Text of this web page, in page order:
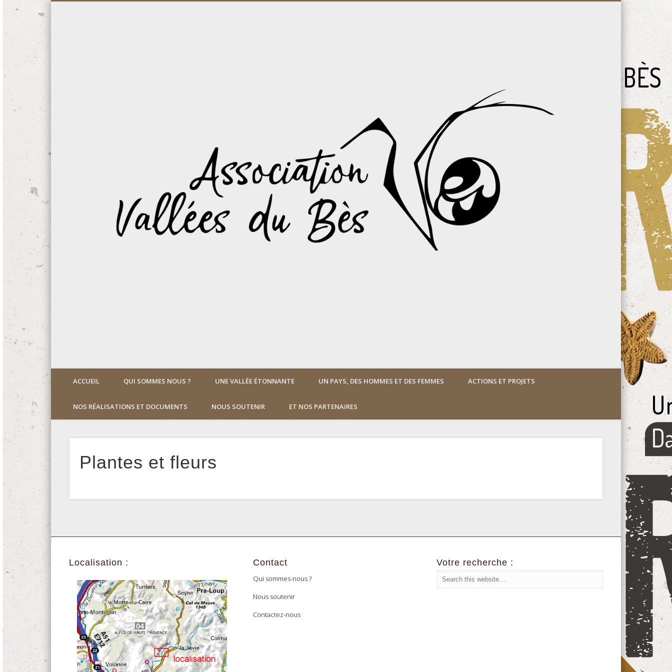
Vallée
Bès
ACCUEIL QUI SOMMES NOUS ? UNE VALLÉE ÉTONNANTE UN PAYS, DES HOMMES ET DES FEMMES ACTIONS ET PROJETS
NOS RÉALISATIONS ET DOCUMENTS NOUS SOUTENIR ET NOS PARTENAIRES
Plantes et fleurs
Localisation : Contact
Qui sommes-nous ?
Nous soutenir
Contactez-nous
Votre recherche :